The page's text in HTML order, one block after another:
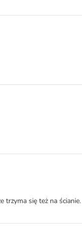
trzyma się też na ścianie.